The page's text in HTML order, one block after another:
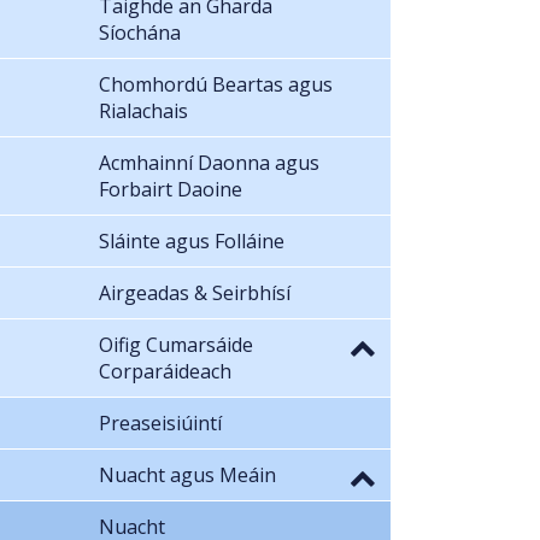
Taighde an Gharda
Síochána
Chomhordú Beartas agus
Rialachais
Acmhainní Daonna agus
Forbairt Daoine
Sláinte agus Folláine
Airgeadas & Seirbhísí
Oifig Cumarsáide
Corparáideach
Preaseisiúintí
Nuacht agus Meáin
Nuacht